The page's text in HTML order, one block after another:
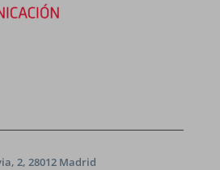
2, 28012 Madrid